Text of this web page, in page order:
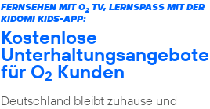
FERNSEHEN MIT O2TV, LERNSPASS MIT DER K
IDOMI KIDS-APP:
Kostenlose
Unterhaltungsangebote
für O2 Kunden
Deutschland bleibt zuhause und